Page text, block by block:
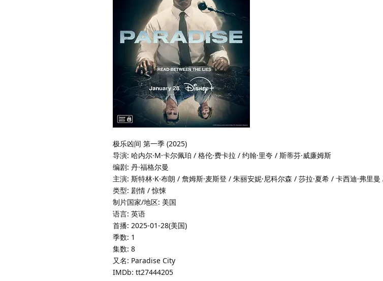
极乐凶间 第一季 (2025)
导演: 哈内尔·M·卡尔佩珀 / 格伦·费卡拉 / 约翰·里夸 / 斯蒂芬·威廉姆斯
编剧: 丹·福格尔曼
主演: 斯特林·K·布朗 / 詹姆斯·麦斯登 / 朱丽安妮·尼科尔森 / 莎拉·夏希 / 卡西迪·弗里
类型: 剧情 / 惊悚
制片国家/地区: 美国
语言: 英语
首播: 2025-01-28(美国)
季数: 1
集数: 8
又名: Paradise City
IMDb: tt27444205